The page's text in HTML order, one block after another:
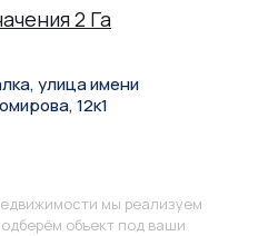
2 Га
улица имени
12к1
мы реализуем
объект под ваши